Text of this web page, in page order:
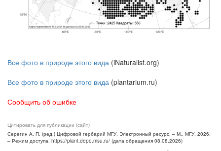
Все фото в природе этого вида (iNaturalist.org)
Все фото в природе этого вида (plantarium.ru)
Сообщить об ошибке
Цитировать для публикации (сайт)
Серегин А. П. (ред.) Цифровой гербарий МГУ: Электронный ресурс. – М.: МГУ, 2026.
– Режим доступа: https://plant.depo.msu.ru/ (дата обращения 08.08.2026)